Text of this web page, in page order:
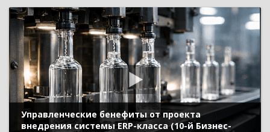
Холдинг»)
Управленческие бенефиты от проекта
внедрения системы ERP-класса (10-й Бизнес-